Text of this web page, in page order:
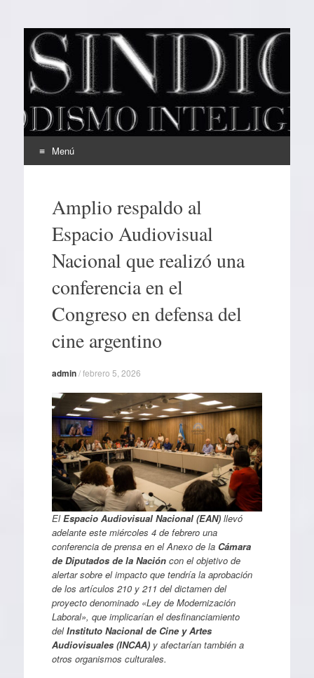
EL SINDICAL
Periodismo Inteligente
Menú
contenidoAmplio respaldo al
Espacio Audiovisual
Nacional que realizó una
conferencia en el
Congreso en defensa del
cine argentino
admin/febrero 5, 2026
ElEspacio Audiovisual Nacional (EAN)llevó
adelante este miércoles 4 de febrero una
conferencia de prensa en el Anexo de la Cámara
de Diputados de la Nacióncon el objetivo de
alertar sobre el impacto que tendría la aprobación
de los artículos 210 y 211 del dictamen del
proyecto denominado «Ley de Modernización
Laboral», que implicarían el desfinanciamiento
delInstituto Nacional de Cine y Artes
Audiovisuales (INCAA)y afectarían también a
otros organismos culturales.